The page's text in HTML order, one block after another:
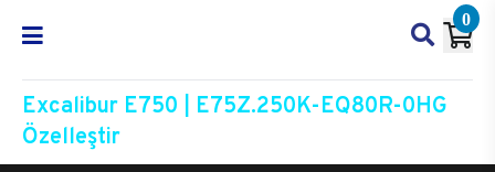
0
Excalibur E750 | E75Z.250K-EQ80R-0HG
Özelleştir